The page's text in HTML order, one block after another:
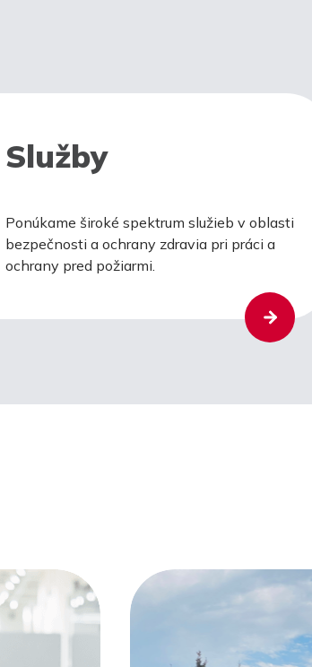
Služby
Ponúkame široké spektrum služieb v oblasti
bezpečnosti a ochrany zdravia pri práci a
ochrany pred požiarmi.